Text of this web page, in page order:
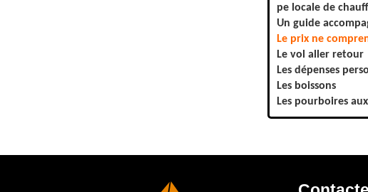
pe locale de
Un guide
Le prix ne
Le vol aller retour
Les dépenses
Les boissons
Les pourboires